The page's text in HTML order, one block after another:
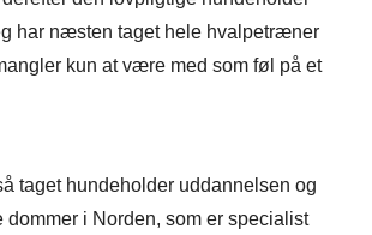
har næsten taget hele hvalpetræner
kun at være med som føl på et
taget hundeholder uddannelsen og
dommer i Norden, som er specialist